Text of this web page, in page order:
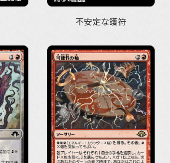
不安定な護符